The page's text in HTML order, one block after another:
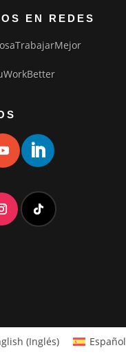
EN REDES
(Inglés) Español